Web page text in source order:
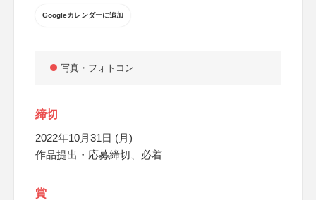
Googleカレンダーに追加
写真・フォトコン
締切
2022年10月31日 (月)
作品提出・応募締切、必着
賞